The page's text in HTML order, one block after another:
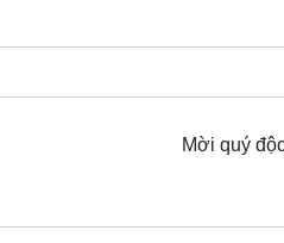
Mời quý